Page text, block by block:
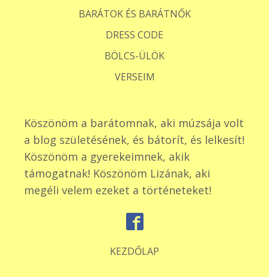
BARÁTOK ÉS BARÁTNŐK
DRESS CODE
BÖLCS-ÜLÖK
VERSEIM
Köszönöm a barátomnak, aki múzsája volt
a blog születésének, és bátorít, és lelkesít!
Köszönöm a gyerekeimnek, akik
támogatnak! Köszönöm Lizának, aki
megéli velem ezeket a történeteket!
KEZDŐLAP